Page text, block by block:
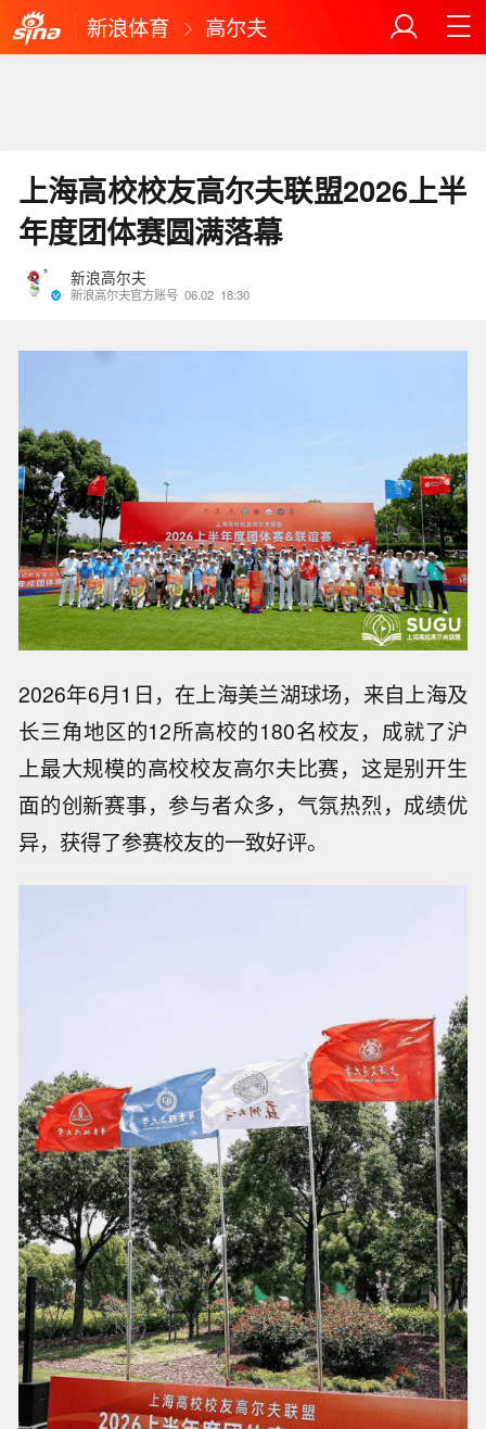
新浪体育 高尔夫
上海高校校友高尔夫联盟2026上半
年度团体赛圆满落幕
新浪高尔夫
新浪高尔夫官方账号 06.02 18:30
2026年6月1日，在上海美兰湖球场，来自上海及
长三角地区的12所高校的180名校友，成就了沪
上最大规模的高校校友高尔夫比赛，这是别开生
面的创新赛事，参与者众多，气氛热烈，成绩优
异，获得了参赛校友的一致好评。